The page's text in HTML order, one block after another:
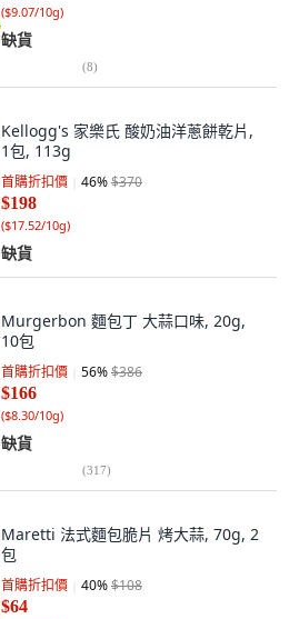
($9.07/10g)
缺貨
(8)
Kellogg's 家樂氏 酸奶油洋蔥餅乾片,
1包, 113g
首購折扣價 46%$370
$198
($17.52/10g)
缺貨
Murgerbon 麵包丁 大蒜口味, 20g,
10包
首購折扣價 56%$386
$166
($8.30/10g)
缺貨
(317)
Maretti 法式麵包脆片 烤大蒜, 70g, 2
包
首購折扣價 40%$108
$64